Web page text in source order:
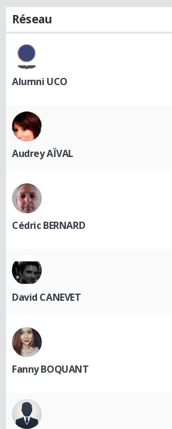
Réseau
Alumni UCO
Audrey AÏVAL
Cédric BERNARD
David CANEVET
Fanny BOQUANT